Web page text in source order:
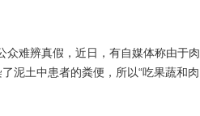
众难辨真假，近日，有自媒体称由于肉
泥土中患者的粪便，所以“吃果蔬和肉